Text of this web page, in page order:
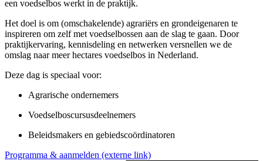
een voedselbos werkt in de praktijk.
Het doel is om (omschakelende) agrariërs en grondeigenaren te
inspireren om zelf met voedselbossen aan de slag te gaan. Door
praktijkervaring, kennisdeling en netwerken versnellen we de
omslag naar meer hectares voedselbos in Nederland.
Deze dag is speciaal voor:
Agrarische ondernemers
Voedselboscursusdeelnemers
Beleidsmakers en gebiedscoördinatoren
Programma & aanmelden (externe link)